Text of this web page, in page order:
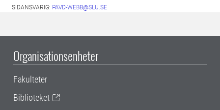
SIDANSVARIG: PAVD-WEBB@SLU.SE
Organisationsenheter
Fakulteter
Biblioteket